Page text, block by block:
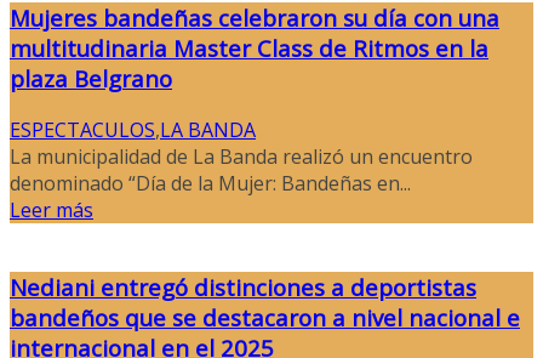
Mujeres bandeñas celebraron su día con una
multitudinaria Master Class de Ritmos en la
plaza Belgrano
ESPECTACULOS,LA BANDA
La municipalidad de La Banda realizó un encuentro
denominado “Día de la Mujer: Bandeñas en...
Leer más
Nediani entregó distinciones a deportistas
bandeños que se destacaron a nivel nacional e
internacional en el 2025